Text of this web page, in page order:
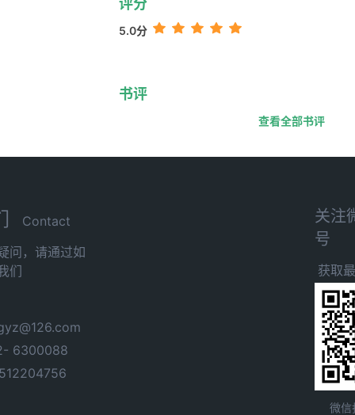
评分
5.0分
书评
查看全部书评
Contact
问，请通过如
们
6300088
关注
号
获取
微信